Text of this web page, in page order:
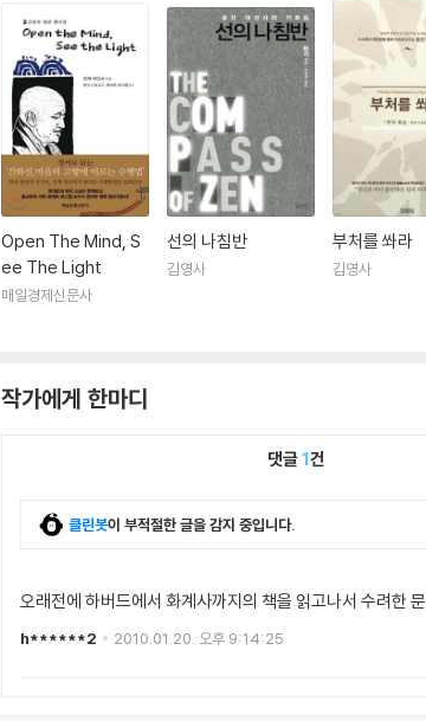
Open The Mind, S
ee The Light
매일경제신문사
선의 나침반
김영사
부처를 쏴라
김영사
작가에게 한마디
댓글1건
클린봇이 부적절한 글을 감지 중입니다.
오래전에 하버드에서 화계사까지의 책을 읽고나서 수려한
h******2 2010.01.20. 오후 9:14:25